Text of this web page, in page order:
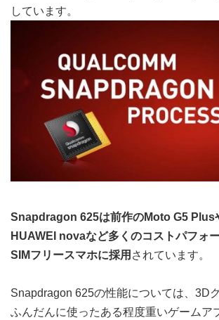
しています。
Snapdragon 625は前作のMoto G5 Plus
HUAWEI novaなど多くのコストパフォ
SIMフリースマホに採用 されています。
Snapdragon 625の性能については、3D
ふんだんに使ったある程度重いゲームア